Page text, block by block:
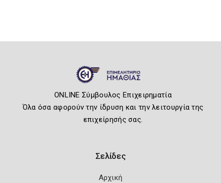
ONLINE Σύμβουλος Επιχειρηματία
Όλα όσα αφορούν την ίδρυση και την λειτουργία της
επιχείρησής σας.
Σελίδες
Αρχική